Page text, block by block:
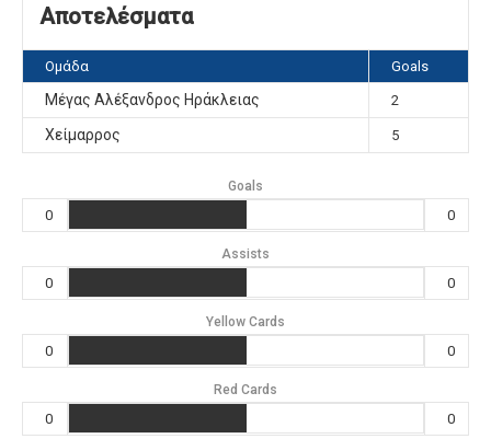
Αποτελέσματα
Ομάδα Goals
Μέγας Αλέξανδρος Ηράκλειας 2
Χείμαρρος 5
Goals
0 0
Assists
0 0
Yellow Cards
0 0
Red Cards
0 0